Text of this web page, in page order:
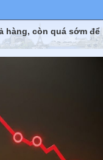
hàng, còn quá sớm để